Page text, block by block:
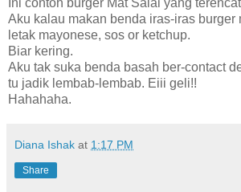
Aku kalau makan benda iras-iras burger
letak mayonese, sos or ketchup.
Biar kering.
Aku tak suka benda basah ber-contact
tu jadik lembab-lembab. Eiii geli!!
Hahahaha.
Diana Ishak at 1:17 PM
Share